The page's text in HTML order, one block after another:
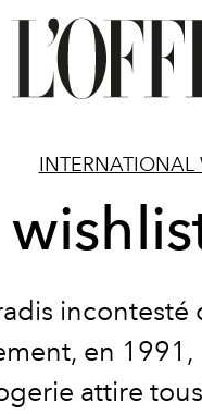
INTERNATIONAL
en
attire